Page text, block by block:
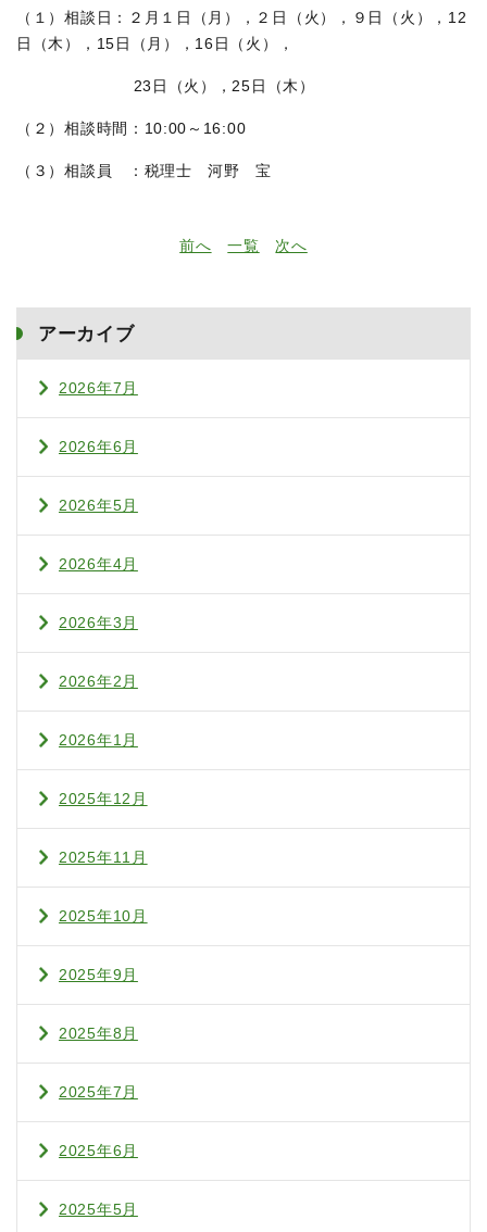
（１）相談日：２月１日（月），２日（火），９日（火），12
日（木），15日（月），16日（火），
23日（火），25日（木）
（２）相談時間：10:00～16:00
（３）相談員 ：税理士 河野 宝
前へ 一覧 次へ
アーカイブ
2026年7月
2026年6月
2026年5月
2026年4月
2026年3月
2026年2月
2026年1月
2025年12月
2025年11月
2025年10月
2025年9月
2025年8月
2025年7月
2025年6月
2025年5月